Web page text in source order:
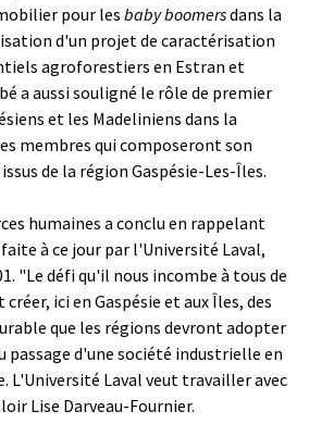
pour les baby boomersdans la
d'un projet de caractérisation
agroforestiers en Estran et
a aussi souligné le rôle de premier
et les Madeliniens dans la
membres qui composeront son
de la région Gaspésie-Les-Îles.
humaines a conclu en rappelant
à ce jour par l'Université Laval,
"Le défi qu'il nous incombe à tous de
ici en Gaspésie et aux Îles, des
que les régions devront adopter
passage d'une société industrielle en
L'Université Laval veut travailler avec
Lise Darveau-Fournier.